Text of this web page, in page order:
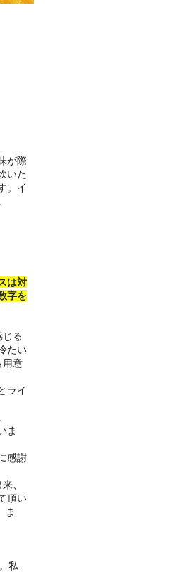
が際
いた
。イ
は対
字を
る
たい
用意
ライ
ま
感謝
、
頂い
ま
私